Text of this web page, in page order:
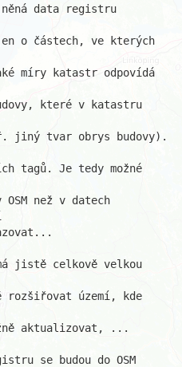
data registru
o částech, ve kterých
míry katastr odpovídá
které v katastru
jiný tvar obrys budovy).
tagů. Je tedy možné
než v datech
jistě celkově velkou
rozšiřovat území, kde
aktualizovat, ...
se budou do OSM